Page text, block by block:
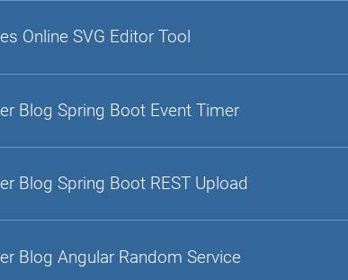
Online SVG Editor Tool
Blog Spring Boot Event Timer
Blog Spring Boot REST Upload
Blog Angular Random Service